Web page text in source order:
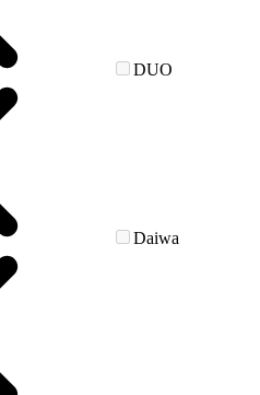
DUO
Daiwa